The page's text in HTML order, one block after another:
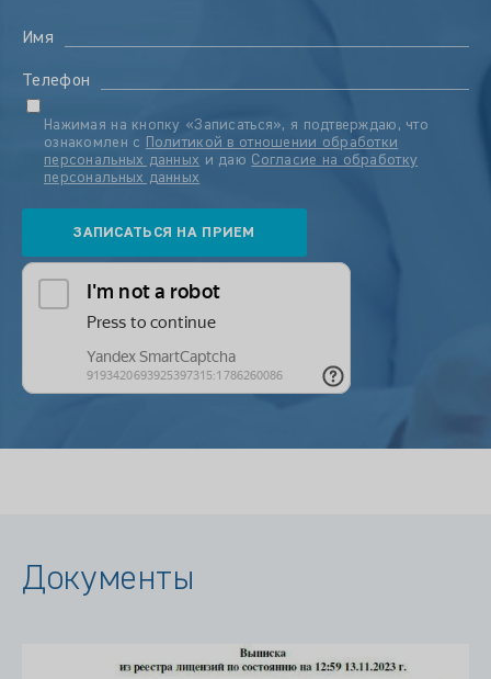
Имя
Телефон
Нажимая на кнопку «Записаться», я подтверждаю, что
ознакомлен с
Политикой в отношении обработки
персональных данных и даю Согласие на обработку
персональных данных
Документы